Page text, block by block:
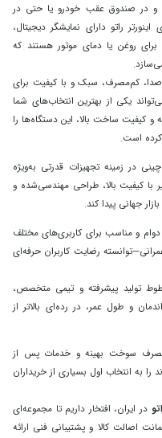
در صندوق عقب خودرو یا حتی در
راتو دارای نمایشگر دیجیتال،
روغن یا دمای موتور هستند که
کم‌مصرف، سبک و با کیفیت برای
یکی از بهترین انتخاب‌های شما
و کیفیت ساخت بالا، این دستگاه‌ها را
کرده است.
در زمینه تجهیزات قدرتی به‌ویژه
کیفیت بالا، طراحی مهندسی‌شده و
جهانی پیدا کند.
دوام و مناسب برای کاربری‌های مختلف
رضایت کاربران حرفه‌ای
خطوط تولید پیشرفته و تیمی متخصص،
و طول عمر، در رده‌ای بالاتر از
مصرف سوخت بهینه و خدمات پس از
به انتخاب اول بسیاری از خریداران
در ایران، افتخار داریم تا مجموعه‌ای
اصالت کالا و پشتیبانی فنی ارائه